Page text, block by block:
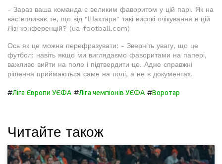
- Зараз ваша команда є великим фаворитом у цій парі. Як на
вас впливає те, що від "Шахтаря" такі високі очікування в цій
Лізі конференцій? (ua-football.com)
Ось як це можна перефразувати: - Зверніть увагу, що це
футбол: навіть якщо ми виглядаємо фаворитами на папері,
важливо вийти на поле і підтвердити це. Адже справжні
рішення приймаються саме на полі, а не в документах.
#Ліга Європи УЄФА #Ліга чемпіонів УЄФА #Воротар
Читайте також